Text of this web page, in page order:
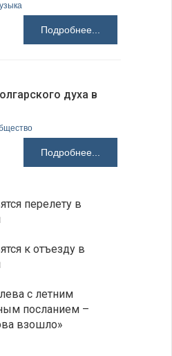
Подробнее...
духа в
Подробнее...
перелету в
к отъезду в
с летним
посланием –
взошло»